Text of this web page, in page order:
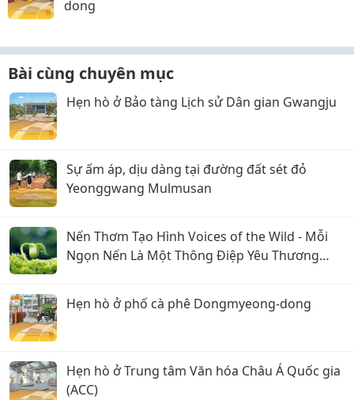
dong
Bài cùng chuyên mục
Hẹn hò ở Bảo tàng Lịch sử Dân gian Gwangju
Sự ấm áp, dịu dàng tại đường đất sét đỏ
Yeonggwang Mulmusan
Nến Thơm Tạo Hình Voices of the Wild - Mỗi
Ngọn Nến Là Một Thông Điệp Yêu Thương
Hẹn hò ở phố cà phê Dongmyeong-dong
Hẹn hò ở Trung tâm Văn hóa Châu Á Quốc gia
(ACC)